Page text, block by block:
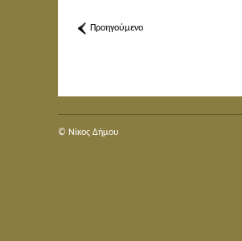
Προηγούμενο
© Nίκος Δήμου